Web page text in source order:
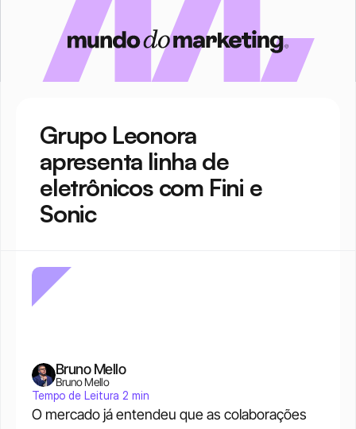
Grupo Leonora
apresenta linha de
eletrônicos com Fini e
Sonic
O mercado já entendeu que as colaborações
Bruno Mello
Bruno Mello
Tempo de Leitura 2 min